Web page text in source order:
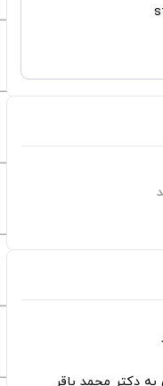
دکتر محمد باقر